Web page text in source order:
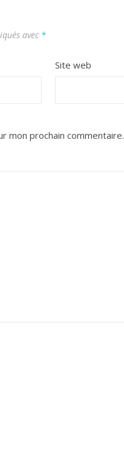
avec *
Site web
mon prochain commentaire.